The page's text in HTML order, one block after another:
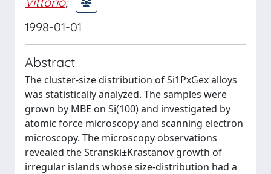
1998-01-01
Abstract
The cluster-size distribution of Si1PxGex alloys
was statistically analyzed. The samples were
grown by MBE on Si(100) and investigated by
atomic force microscopy and scanning electron
microscopy. The microscopy observations
revealed the Stranski±Krastanov growth of
irregular islands whose size-distribution had a